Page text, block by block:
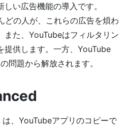
い広告機能の導入です。
どの人が、これらの広告を煩わ
また、YouTubeはフィルタリン
提供します。一方、YouTube
問題から解放されます。
は、YouTubeアプリのコピーで